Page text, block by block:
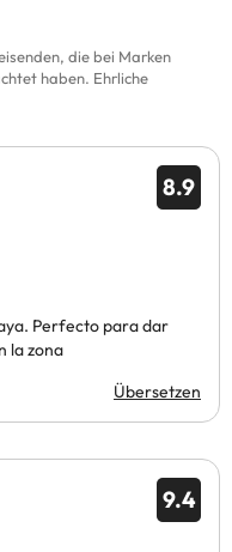
die bei Marken
haben. Ehrliche
8.9
Perfecto para dar
la zona
Übersetzen
9.4